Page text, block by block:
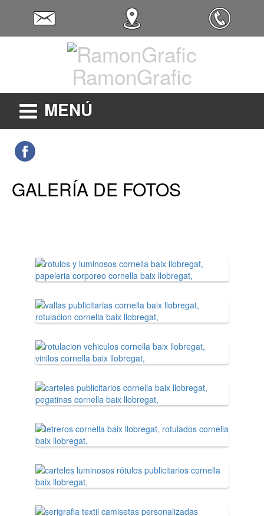
RamonGrafic
MENÚ
GALERÍA DE FOTOS